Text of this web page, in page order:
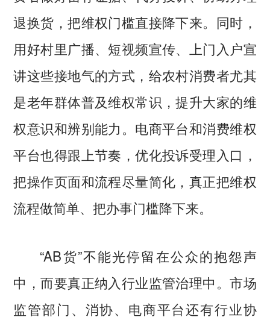
退换货，把维权门槛直接降下来。同时，
用好村里广播、短视频宣传、上门入户宣
讲这些接地气的方式，给农村消费者尤其
是老年群体普及维权常识，提升大家的维
权意识和辨别能力。电商平台和消费维权
平台也得跟上节奏，优化投诉受理入口，
把操作页面和流程尽量简化，真正把维权
流程做简单、把办事门槛降下来。
“AB货”不能光停留在公众的抱怨声
中，而要真正纳入行业监管治理中。市场
监管部门、消协、电商平台还有行业协